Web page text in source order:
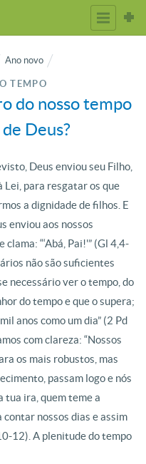
Ano novo
TEMPO
do nosso tempo
Deus?
Deus enviou seu Filho,
Lei, para resgatar os que
a dignidade de filhos. E
enviou aos nossos
“‘Abá, Pai!'” (Gl 4,4-
não são suficientes
necessário ver o tempo, do
do tempo e que o supera;
anos como um dia” (2 Pd
com clareza: “Nossos
os mais robustos, mas
passam logo e nós
tua ira, quem teme a
nossos dias e assim
12). A plenitude do tempo